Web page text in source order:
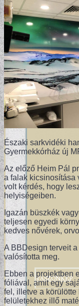
VÁSZONKÉP
Északi sarkvidéki
Gyermekkórház új
Az előző Heim Pál
a falak kicsinosítása
volt kérdés, hogy
helyiségeiben.
Igazán büszkék
teljesen egyedi
kedves nővérek,
A BBDesign terveit
valósította meg.
Ebben a projektben
fóliával, amit egy
fel, illetve a körülötte
felületekhez illő